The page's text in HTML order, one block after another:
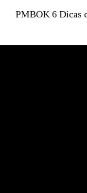
PMBOK 6 Dicas